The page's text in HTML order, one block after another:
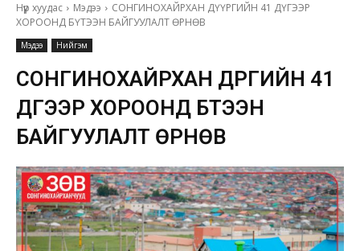
Нүүр хуудас Мэдээ
СОНГИНОХАЙРХАН ДҮҮРГИЙН 41 ДҮГЭЭР
ХОРООНД БҮТЭЭН БАЙГУУЛАЛТ ӨРНӨВ
Мэдээ Нийгэм
СОНГИНОХАЙРХАН ДҮҮРГИЙН 41
ДҮГЭЭР ХОРООНД БҮТЭЭН
БАЙГУУЛАЛТ ӨРНӨВ